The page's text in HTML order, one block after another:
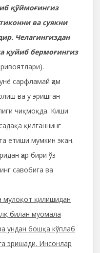
қўймоғингиз
ва суякни
Челагингиздан
қуйиб бермоғингиз
сарфламай ҳам
ва у эришган
чиқмоқда. Киши
қилганнинг
етиши мумкин экан.
ҳар бири ўз
савобига ва
қилишидан
билан муомала
ундан бошқа кўплаб
эришади. Инсонлар